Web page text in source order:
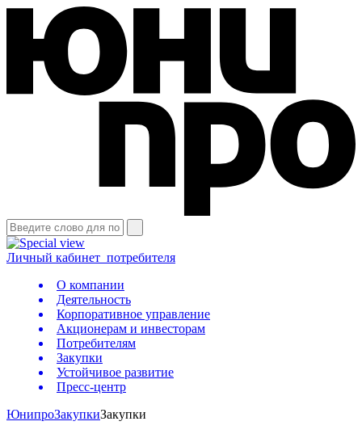
Личный кабинет потребителя
О компании
Деятельность
Корпоративное управление
Акционерам и инвесторам
Потребителям
Закупки
Устойчивое развитие
Пресс-центр
ЮнипроЗакупкиЗакупки